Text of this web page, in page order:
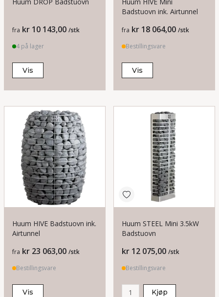
Pris
fra kr 10 143,00 /stk
4 på lager
Vis
Badstuovn ink. Airtunnel
Pris
fra kr 18 064,00 /stk
Bestillingsvare
Vis
Huum HIVE Badstuovn ink.
Airtunnel
Pris
fra kr 23 063,00 /stk
Bestillingsvare
Vis
Huum STEEL Mini 3.5kW
Badstuovn
Pris
kr 12 075,00 /stk
Bestillingsvare
Kjøp